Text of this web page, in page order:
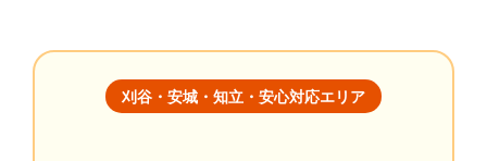
刈谷・安城・知立・安心対応エリア